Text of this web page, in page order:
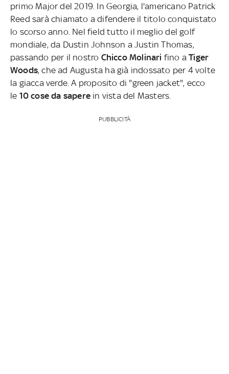
primo Major del 2019. In Georgia, l'americano Patrick
Reed sarà chiamato a difendere il titolo conquistato
lo scorso anno. Nel field tutto il meglio del golf
mondiale, da Dustin Johnson a Justin Thomas,
passando per il nostro Chicco Molinari fino aTiger
Woods, che ad Augusta ha già indossato per 4 volte
la giacca verde. A proposito di "green jacket", ecco
le 10 cose da sapere in vista del Masters.
PUBBLICITÀ